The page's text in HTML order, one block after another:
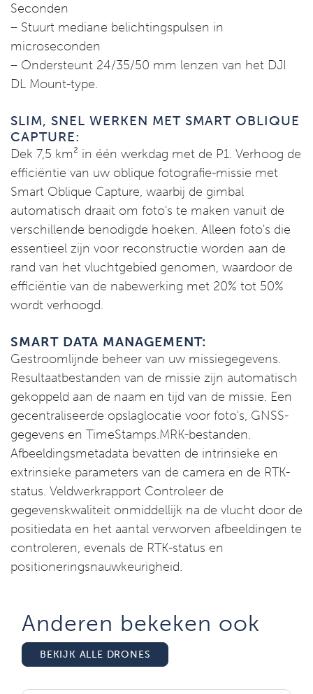
Seconden
– Stuurt mediane belichtingspulsen in
microseconden
– Ondersteunt 24/35/50 mm lenzen van het DJI
DL Mount-type.
SLIM, SNEL WERKEN MET SMART OBLIQUE
CAPTURE:
Dek 7,5 km² in één werkdag met de P1. Verhoog de
efficiëntie van uw oblique fotografie-missie met
Smart Oblique Capture, waarbij de gimbal
automatisch draait om foto's te maken vanuit de
verschillende benodigde hoeken. Alleen foto's die
essentieel zijn voor reconstructie worden aan de
rand van het vluchtgebied genomen, waardoor de
efficiëntie van de nabewerking met 20% tot 50%
wordt verhoogd.
SMART DATA MANAGEMENT:
Gestroomlijnde beheer van uw missiegegevens.
Resultaatbestanden van de missie zijn automatisch
gekoppeld aan de naam en tijd van de missie. Een
gecentraliseerde opslaglocatie voor foto's, GNSS-
gegevens en TimeStamps.MRK-bestanden.
Afbeeldingsmetadata bevatten de intrinsieke en
extrinsieke parameters van de camera en de RTK-
status. Veldwerkrapport Controleer de
gegevenskwaliteit onmiddellijk na de vlucht door de
positiedata en het aantal verworven afbeeldingen te
controleren, evenals de RTK-status en
positioneringsnauwkeurigheid.
Anderen bekeken ook
BEKIJK ALLE DRONES